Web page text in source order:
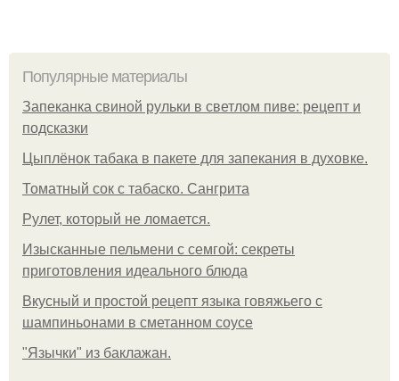
Популярные материалы
Запеканка свиной рульки в светлом пиве: рецепт и
подсказки
Цыплёнок табака в пакете для запекания в духовке.
Томатный сок с табаско. Сангрита
Рулет, который не ломается.
Изысканные пельмени с семгой: секреты
приготовления идеального блюда
Вкусный и простой рецепт языка говяжьего с
шампиньонами в сметанном соусе
"Язычки" из баклажан.